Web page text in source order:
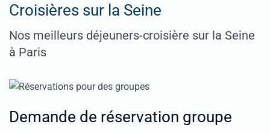
Croisières sur la Seine
Nos meilleurs déjeuners-croisière sur la Seine
à Paris
Demande de réservation groupe